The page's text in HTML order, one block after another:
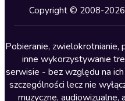
Kryminały
Lektury szkolne
Literatura anglojęzyczna
Literatura faktu
Literatura obyczajowa
Copyright © 2008-2026
Pobieranie,
inne wykorzystywanie
serwisie - bez względu na
szczególności lecz nie
muzyczne,